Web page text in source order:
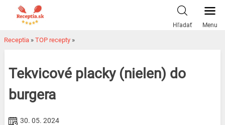
Hľadať Menu
Receptia » TOP recepty »
Tekvicové placky (nielen) do
burgera
30. 05. 2024